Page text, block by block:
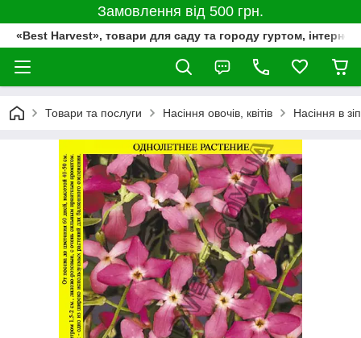
Замовлення від 500 грн.
«Best Harvest», товари для саду та городу гуртом,
Товари та послуги Насіння овочів, квітів Насіння в